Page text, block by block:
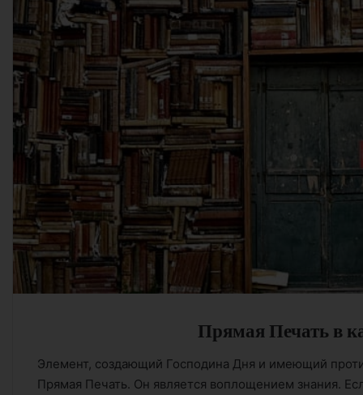
Прямая Печать в
Элемент, создающий Господина Дня и имеющий
Прямая Печать. Он является воплощением знания.